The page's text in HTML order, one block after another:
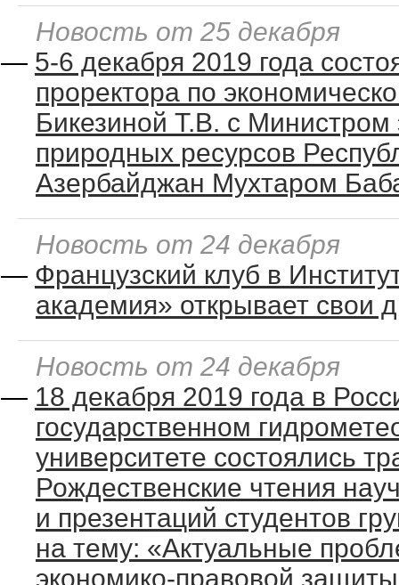
Новость от 25 декабря
— 5-6 декабря 2019 года
проректора по
Бикезиной Т.В. с Министром
природных ресурсов
Азербайджан Мухтаром
Новость от 24 декабря
— Французский клуб в
академия» открывает свои
Новость от 24 декабря
— 18 декабря 2019 года в
государственном
университете состоялись
Рождественские чтения
и презентаций студентов
на тему: «Актуальные
экономико-правовой защиты